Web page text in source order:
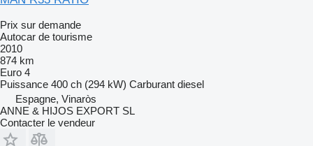
Prix sur demande
Autocar de tourisme
2010
874 km
Euro 4
Puissance 400 ch (294 kW) Carburant diesel
Espagne, Vinaròs
ANNE & HIJOS EXPORT SL
Contacter le vendeur